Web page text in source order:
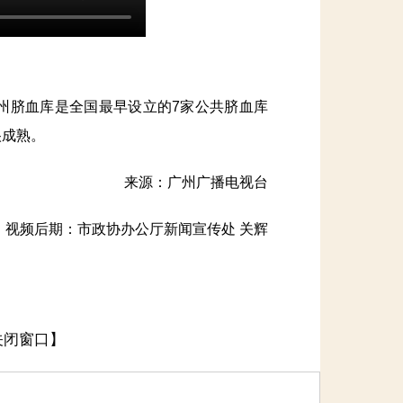
血库是全国最早设立的7家公共脐血库
熟。
来源：广州广播电视台
后期：市政协办公厅新闻宣传处 关辉
窗口】